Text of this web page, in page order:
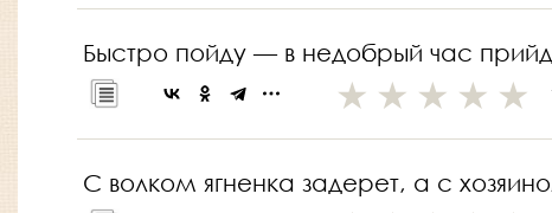
Быстро пойду — в недобрый час
С волком ягненка задерет, а с